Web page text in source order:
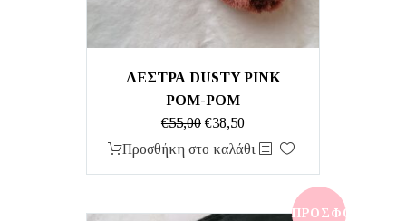
ΔΕΣΤΡΑ DUSTY PINK
POM-POM
€55,00 Original
price
€38,50Η
τρέχουσα
€38,50.
Προσθήκη στο καλάθι
ΠΡΟΣΦΟΡΆ!